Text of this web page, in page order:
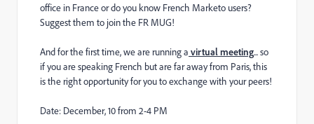
office in France or do you know French Marketo users?
Suggest them to join the FR MUG!
And for the first time, we are running a virtual meeting... so
if you are speaking French but are far away from Paris, this
is the right opportunity for you to exchange with your peers!
Date: December, 10 from 2-4 PM